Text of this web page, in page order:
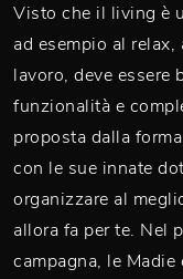
Visto che il living è
ad esempio al
lavoro, deve essere
funzionalità e
proposta dalla
con le sue innate
organizzare al
allora fa per te. Nel
campagna, le